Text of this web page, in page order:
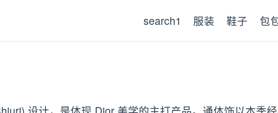
search1 服装 鞋子 包